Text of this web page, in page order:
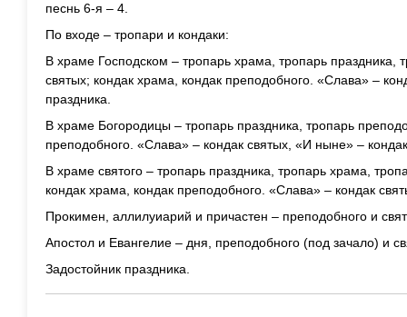
песнь 6-я – 4.
По входе – тропари и кондаки:
В храме Господском – тропарь храма, тропарь праздника,
святых; кондак храма, кондак преподобного. «Слава» –
праздника.
В храме Богородицы – тропарь праздника, тропарь
преподобного. «Слава» – кондак святых, «И ныне» –
В храме святого – тропарь праздника, тропарь храма,
кондак храма, кондак преподобного. «Слава» – кондак
Прокимен, аллилуиарий и причастен – преподобного и
Апостол и Евангелие – дня, преподобного (под зачало) и
Задостойник праздника.